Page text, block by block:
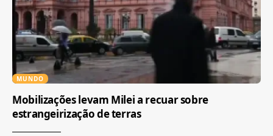
MUNDO
Mobilizações levam Milei a recuar sobre
estrangeirização de terras